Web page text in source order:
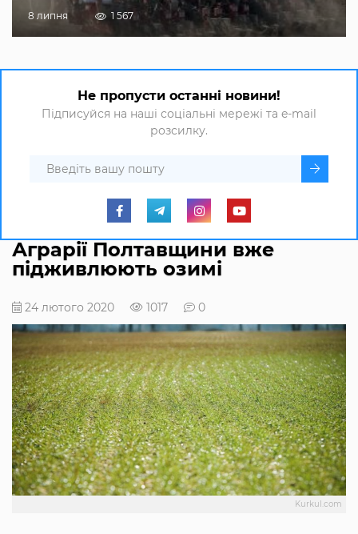
8 липня 1 567
Не пропусти останні новини!
Підписуйся на наші соціальні мережі та e-mail
розсилку.
Аграрії Полтавщини вже
підживлюють озимі
24 лютого 2020 1017 0
Kurkul.com